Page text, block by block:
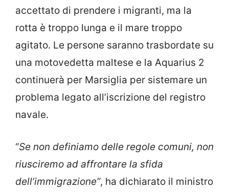
accettato di prendere i migranti, ma la
rotta è troppo lunga e il mare troppo
agitato. Le persone saranno trasbordate su
una motovedetta maltese e la Aquarius 2
continuerà per Marsiglia per sistemare un
problema legato all’iscrizione del registro
navale.
“Se non definiamo delle regole comuni, non
riusciremo ad affrontare la sfida
dell’immigrazione”, ha dichiarato il ministro